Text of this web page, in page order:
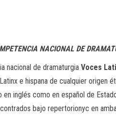
NACIONAL DE
nacional de dramaturgia Voces
e hispana de cualquier origen
inglés como en español de
bajo repertorionyc en